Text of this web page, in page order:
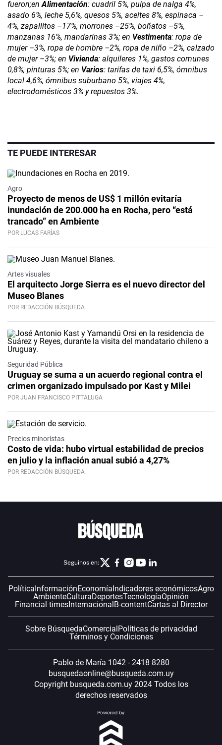
fueron;enAlimentación: cuadril 5%, pulpa de nalga 4%,
asado 6%, leche 5,6%, quesos 5%, aceites 8%, espinaca –
4%, zapallitos –17%, morrones –25%, boñatos –5%,
manzanas 16%, mandarinas 3%; en Vestimenta: ropa de
mujer –3%, ropa de hombre –2%, ropa de niño –2%, calzado
de mujer –3%; en Vivienda: alquileres 1%, gastos comunes
0,8%, pinturas 5%; en Varios: tarifas de taxi 6,5%, ómnibus
local 4,6%, ómnibus suburbano 5%, viajes 4%,
electrodomésticos 3% y repuestos 3%.
TE PUEDE INTERESAR
Agro
Proyecto de menos de US$ 1 millón evitaría
inundación de 200.000 ha en Rocha, pero “está
trancado” en Ambiente
POR LUCAS FARÍAS
Artes visuales
El arquitecto Jorge Sierra es el nuevo director del
Museo Blanes
POR REDACCIÓN BÚSQUEDA
Seguridad Pública
Uruguay se suma a un acuerdo regional contra el
crimen organizado impulsado por Kast y Milei
POR JUAN FRANCISCO PITTALUGA
Precios minoristas
Costo de vida: hubo virtual estabilidad de precios
en julio y la inflación anual subió a 4,27%
POR REDACCIÓN BÚSQUEDA
Seguinos en:
PolíticaInformaciónEconomíaIndicadores económicosAgro
AmbienteCulturaDeportesTecnologíaOpinión
Financial timesInternacionalB-contentCartas al Director
Sobre BúsquedaComercialPolíticas de privacidad
Términos y Condiciones
Pablo de María 1042 - 2418 8280
busquedaonline@busqueda.com.uy
Copyright busqueda.com.uy 2024 Todos los
derechos reservados